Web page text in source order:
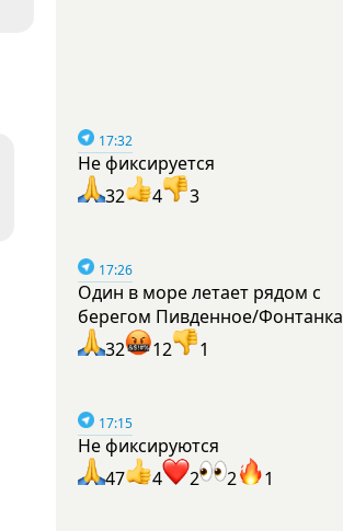
17:32
Не фиксируется
32
4 3
17:26
Один в море летает рядом с
берегом Пивденное/Фонтанка
32
12 1
17:15
Не фиксируются
47
4 2 2 1